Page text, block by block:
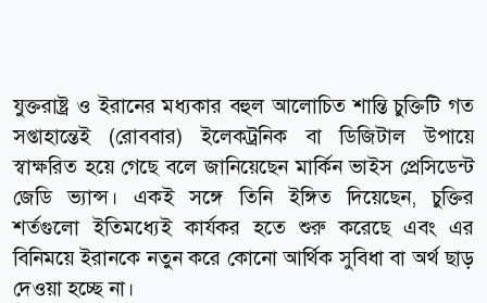
যুক্তরাষ্ট্র ও ইরানের মধ্যকার বহুল আলোচিত শান্তি চুক্তিটি গত
সপ্তাহান্তেই (রোববার) ইলেকট্রনিক বা ডিজিটাল উপায়ে
স্বাক্ষরিত হয়ে গেছে বলে জানিয়েছেন মার্কিন ভাইস প্রেসিডেন্ট
জেডি ভ্যান্স। একই সঙ্গে তিনি ইঙ্গিত দিয়েছেন, চুক্তির
শর্তগুলো ইতিমধ্যেই কার্যকর হতে শুরু করেছে এবং এর
বিনিময়ে ইরানকে নতুন করে কোনো আর্থিক সুবিধা বা অর্থ ছাড়
দেওয়া হচ্ছে না।